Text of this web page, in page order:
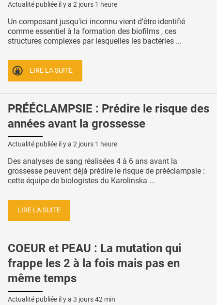
Actualité publiée il y a 2 jours 1 heure
Un composant jusqu'ici inconnu vient d’être identifié
comme essentiel à la formation des biofilms , ces
structures complexes par lesquelles les bactéries ...
LIRE LA SUITE
PRÉÉCLAMPSIE : Prédire le risque des
années avant la grossesse
Actualité publiée il y a 2 jours 1 heure
Des analyses de sang réalisées 4 à 6 ans avant la
grossesse peuvent déjà prédire le risque de prééclampsie :
cette équipe de biologistes du Karolinska ...
LIRE LA SUITE
COEUR et PEAU : La mutation qui
frappe les 2 à la fois mais pas en
même temps
Actualité publiée il y a 3 jours 42 min